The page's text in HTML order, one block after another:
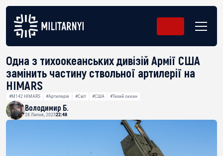
Одна з тихоокеанських дивізій Армії США
замінить частину ствольної артилерії на
HIMARS
#M142 HIMARS #Артилерія #Світ #США #Тихий океан
Володимир Б.
28 Липня, 202522:48